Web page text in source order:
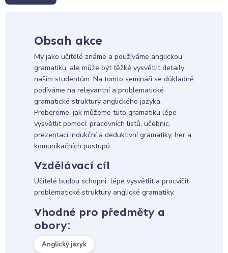
Obsah akce
My jako učitelé známe a používáme anglickou
gramatiku, ale může být těžké vysvětlit detaily
našim studentům. Na tomto semináři se důkladně
podíváme na relevantní a problematické
gramatické struktury anglického jazyka.
Probereme, jak můžeme tuto gramatiku lépe
vysvětlit pomocí: pracovních listů, učebnic,
prezentací indukční a deduktivní gramatiky, her a
komunikačních postupů.
Vzdělávací cíl
Učitelé budou schopni lépe vysvětlit a procvičit
problematické struktury anglické gramatiky.
Vhodné pro předměty a
obory:
Anglický jazyk